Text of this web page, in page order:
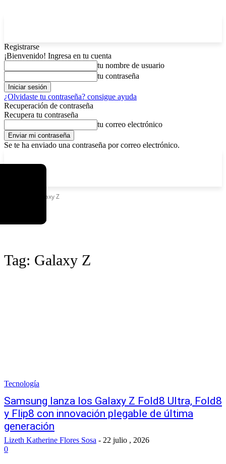
Registrarse
¡Bienvenido! Ingresa en tu cuenta
tu nombre de usuario
tu contraseña
¿Olvidaste tu contraseña? consigue ayuda
Recuperación de contraseña
Recupera tu contraseña
tu correo electrónico
Se te ha enviado una contraseña por correo electrónico.
Galaxy Z
Tag: Galaxy Z
Tecnología
Samsung lanza los Galaxy Z Fold8 Ultra, Fold8
y Flip8 con innovación plegable de última
generación
Lizeth Katherine Flores Sosa - 22 julio , 2026
0